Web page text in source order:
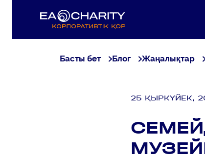
Басты бет Блог Жаңалықтар
25 ҚЫРКҮЙЕК,